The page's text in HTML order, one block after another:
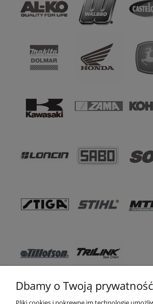
Pomoc
Dbamy o Twoją prywatność